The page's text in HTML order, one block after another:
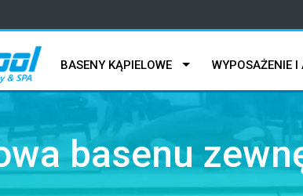
BASENY KĄPIELOWE WYPOSAŻENIE I
basenu